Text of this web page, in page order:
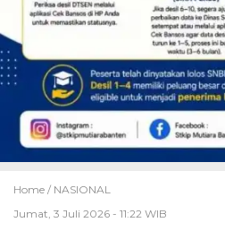
Home / NASIONAL
Jumat, 3 Juli 2026 - 11:22 WIB